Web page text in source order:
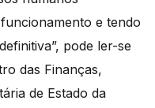
e tendo
pode ler-se
das Finanças,
de Estado da